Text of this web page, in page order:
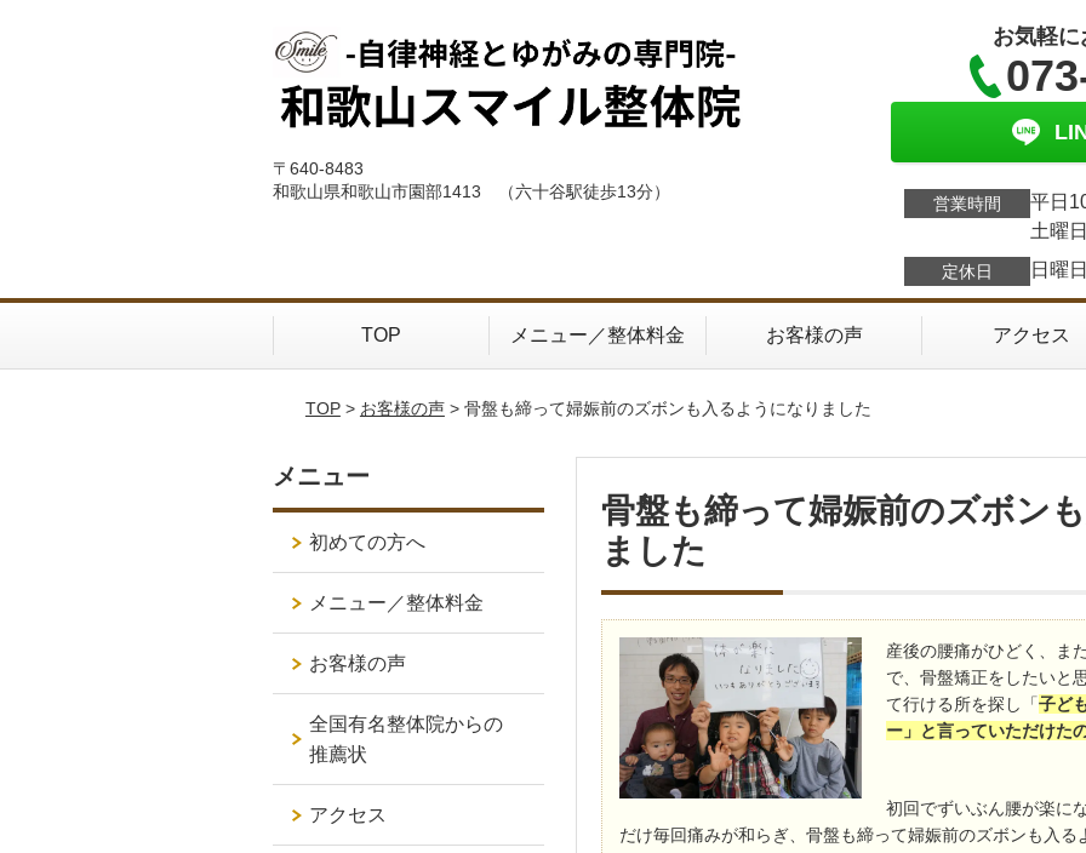
〒640-8483
和歌山県和歌山市園部1413 （六十谷駅徒歩13分）
お気軽
営業時間
平日
土曜
定休日 日曜
TOP メニュー／整体料金 お客様の声 アクセス
TOP> お客様の声> 骨盤も締って婦娠前のズボンも入るようになりました
骨盤も締って婦娠前のズボン
ました
産後の腰痛がひどく、ま
で、骨盤矯正をしたいと
て行ける所を探し「子ど
ー」と言っていただけた
初回でずいぶん腰が楽に
だけ毎回痛みが和らぎ、骨盤も締って婦娠前のズボンも入る
メニュー
初めての方へ
メニュー／整体料金
お客様の声
全国有名整体院からの
推薦状
アクセス